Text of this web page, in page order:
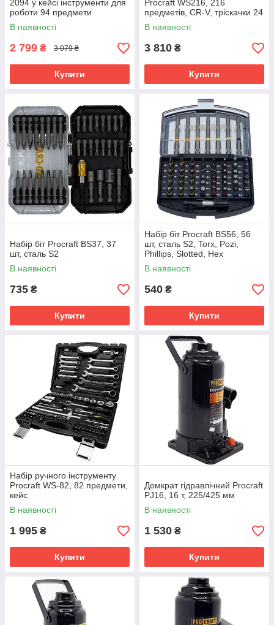
2094 у кейсі інструменти для
роботи 94 предмети
В наявності
2 799 ₴ 3 079 ₴
Купити
Procraft WS216, 216
предметів, CR-V, тріскачки 24
зубці, карбонова сталь
В наявності
3 810 ₴
Купити
Набір біт Procraft BS37, 37
шт, сталь S2
В наявності
735 ₴
Купити
Набір біт Procraft BS56, 56
шт, сталь S2, Torx, Pozi,
Phillips, Slotted, Hex
В наявності
540 ₴
Купити
Набір ручного інструменту
Procraft WS-82, 82 предмети,
кейс
В наявності
1 995 ₴
Купити
Домкрат гідравлічний Procraft
PJ16, 16 т, 225/425 мм
В наявності
1 530 ₴
Купити